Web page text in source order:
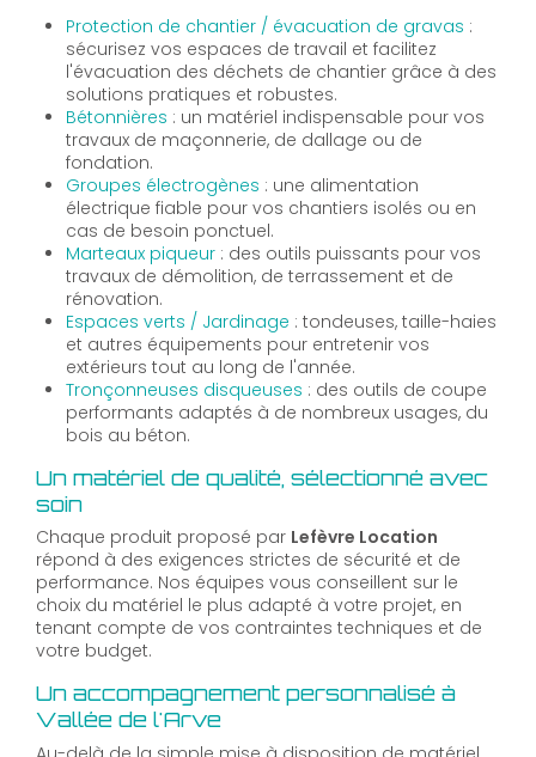
Protection de chantier / évacuation de gravas :
sécurisez vos espaces de travail et facilitez
l'évacuation des déchets de chantier grâce à des
solutions pratiques et robustes.
Bétonnières : un matériel indispensable pour vos
travaux de maçonnerie, de dallage ou de
fondation.
Groupes électrogènes : une alimentation
électrique fiable pour vos chantiers isolés ou en
cas de besoin ponctuel.
Marteaux piqueur : des outils puissants pour vos
travaux de démolition, de terrassement et de
rénovation.
Espaces verts / Jardinage : tondeuses, taille-haies
et autres équipements pour entretenir vos
extérieurs tout au long de l'année.
Tronçonneuses disqueuses : des outils de coupe
performants adaptés à de nombreux usages, du
bois au béton.
Un matériel de qualité, sélectionné avec
soin
Chaque produit proposé par Lefèvre Location
répond à des exigences strictes de sécurité et de
performance. Nos équipes vous conseillent sur le
choix du matériel le plus adapté à votre projet, en
tenant compte de vos contraintes techniques et de
votre budget.
Un accompagnement personnalisé à
Vallée de l'Arve